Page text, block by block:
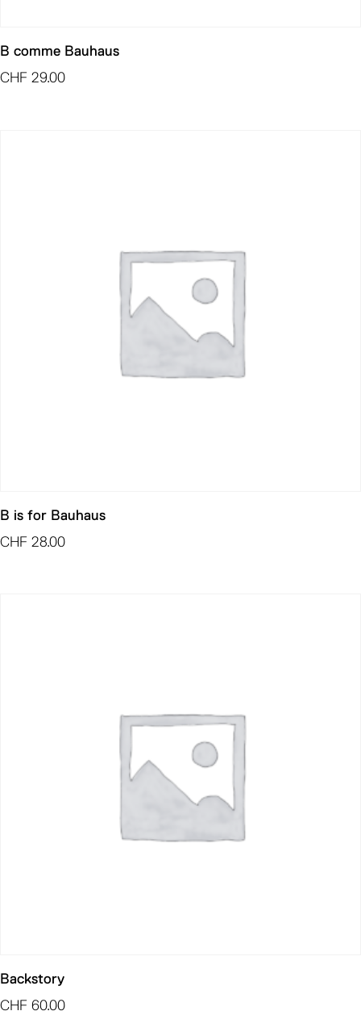
B comme Bauhaus
CHF 29.00
B is for Bauhaus
CHF 28.00
Backstory
CHF 60.00